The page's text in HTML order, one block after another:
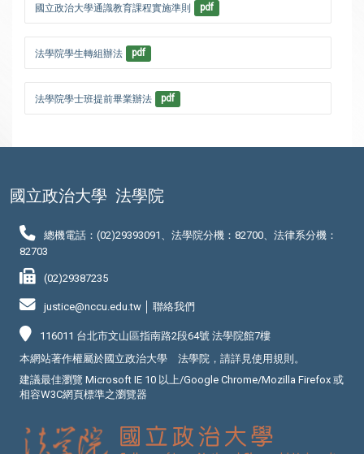
國立政治大學通識教育課程實施準則 pdf
法學院學生轉組辦法 pdf
法學院學士班提前畢業辦法 pdf
國立政治大學 法學院
總機電話：(02)29393091、法學院分機：82700、法律系分機：
82703
(02)29387235
justice@nccu.edu.tw │聯絡我們
116011 台北市文山區指南路2段64號 法學院館7樓
本網站著作權屬於國立政治大學 法學院，請詳見使用規則 。
建議最佳瀏覽 Microsoft IE 10 以上/Google Chrome/Mozilla Firefox 或
相容W3C網頁標準之瀏覽器